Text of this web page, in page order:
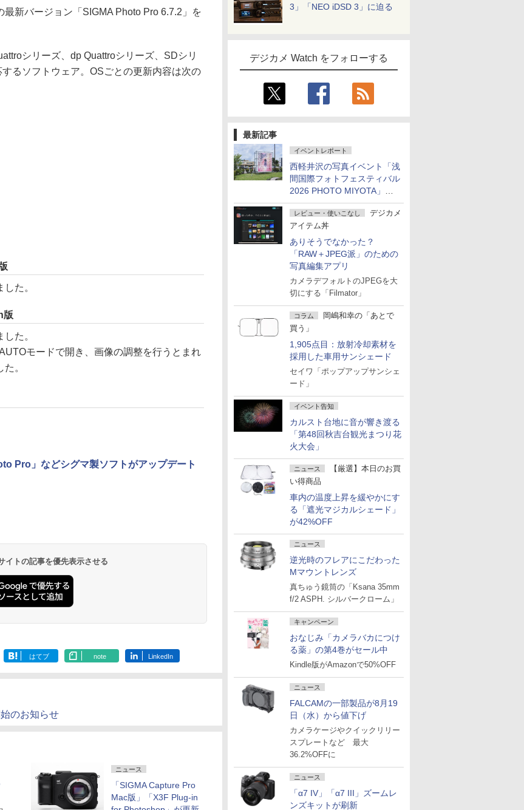
3」「NEO iDSD 3」に迫る
デジカメ Watch をフォローする
最新記事
イベントレポート
西軽井沢の写真イベント「浅
間国際フォトフェスティバル
2026 PHOTO MIYOTA」が
開幕
レビュー・使いこなし
デジカメ
アイテム丼
ありそうでなかった？
「RAW＋JPEG派」のための
写真編集アプリ
カメラデフォルトのJPEGを大
切にする「Filmator」
コラム
岡嶋和幸の「あとで
買う」
1,905点目：放射冷却素材を
採用した車用サンシェード
セイワ「ポップアップサンシェ
ード」
イベント告知
カルスト台地に音が響き渡る
「第48回秋吉台観光まつり花
火大会」
ニュース
【厳選】本日のお買
い得商品
車内の温度上昇を緩やかにす
る「遮光マジカルシェード」
が42%OFF
ニュース
逆光時のフレアにこだわった
Mマウントレンズ
真ちゅう鏡筒の「Ksana 35mm
f/2 ASPH. シルバークローム」
キャンペーン
おなじみ「カメラバカにつけ
る薬」の第4巻がセール中
Kindle版がAmazonで50%OFF
ニュース
FALCAMの一部製品が8月19
日（水）から値下げ
カメラケージやクイックリリー
スプレートなど 最大
36.2%OFFに
ニュース
「α7 IV」「α7 III」ズームレ
ンズキットが刷新
新バージョン「SIGMA Photo Pro 6.7.2」を
シリーズ、dp Quattroシリーズ、SDシリ
るソフトウェア。OSごとの更新内容は次の
た。
版
た。
モードで開き、画像の調整を行うとまれ
。
Pro」などシグマ製ソフトがアップデート
イトの記事を優先表示させる
はてブ note LinkedIn
のお知らせ
ニュース
「SIGMA Capture Pro
Mac版」「X3F Plug-in